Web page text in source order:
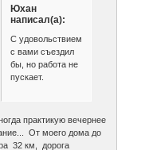
Юхан
написал(а):
С удовольствием
с вами съездил
бы, но работа не
пускает.
практикую вечернее
От моего дома до
32 км, дорога